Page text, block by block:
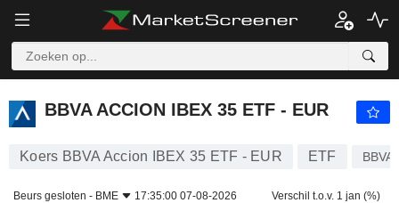
BBVA ACCION IBEX 35 ETF - EUR
Koers BBVA Accion IBEX 35 ETF - EUR ETF BBVAI
Beurs gesloten - BME 17:35:00 07-08-2026 Verschil t.o.v. 1 jan (%)